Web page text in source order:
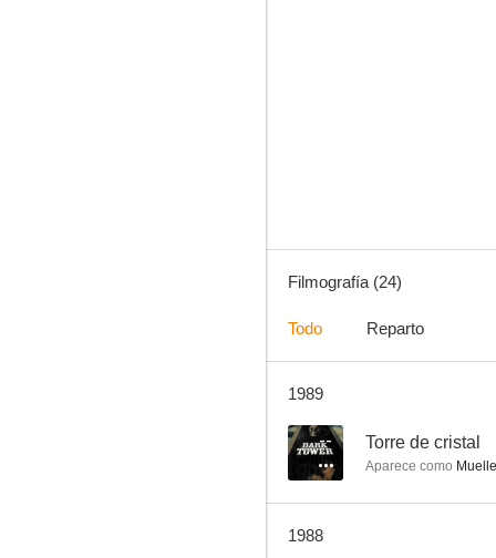
Filmografía (24)
Todo Reparto
1989
-- Torre de cristal
Aparece como
1988